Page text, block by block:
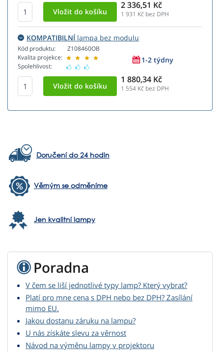
2 336,51 Kč
1 931 Kč bez DPH
KOMPATIBILNÍlampa bez modulu
Kód produktu:
Kvalita projekce:
Spolehlivost:
Z108460OB
1-2 týdny
1 880,34 Kč
1 554 Kč bez DPH
Doručení do 24 hodin
Věrným se odměníme
Jen kvalitní lampy
Poradna
V čem se liší jednotlivé typy lamp? Který vybrat?
Platí pro mne cena s DPH nebo bez DPH? Zasílání
mimo EU.
Jakou dostanu záruku na lampu?
U nás získáte slevu za věrnost
Návod na výměnu lampy v projektoru